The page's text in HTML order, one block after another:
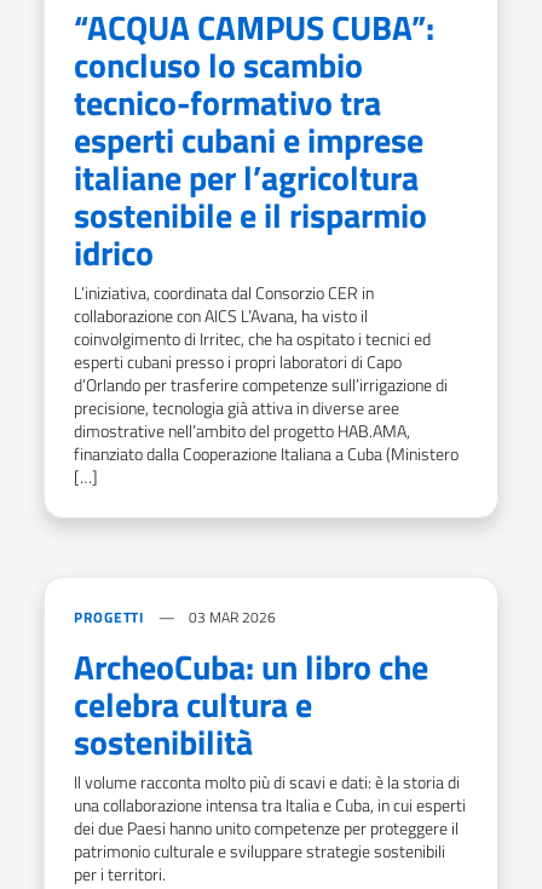
“ACQUA CAMPUS CUBA”:
concluso lo scambio
tecnico-formativo tra
esperti cubani e imprese
italiane per l’agricoltura
sostenibile e il risparmio
idrico
L’iniziativa, coordinata dal Consorzio CER in
collaborazione con AICS L’Avana, ha visto il
coinvolgimento di Irritec, che ha ospitato i tecnici ed
esperti cubani presso i propri laboratori di Capo
d’Orlando per trasferire competenze sull’irrigazione di
precisione, tecnologia già attiva in diverse aree
dimostrative nell’ambito del progetto HAB.AMA,
finanziato dalla Cooperazione Italiana a Cuba (Ministero
[…]
PROGETTI 03 MAR 2026
ArcheoCuba: un libro che
celebra cultura e
sostenibilità
Il volume racconta molto più di scavi e dati: è la storia di
una collaborazione intensa tra Italia e Cuba, in cui esperti
dei due Paesi hanno unito competenze per proteggere il
patrimonio culturale e sviluppare strategie sostenibili
per i territori.